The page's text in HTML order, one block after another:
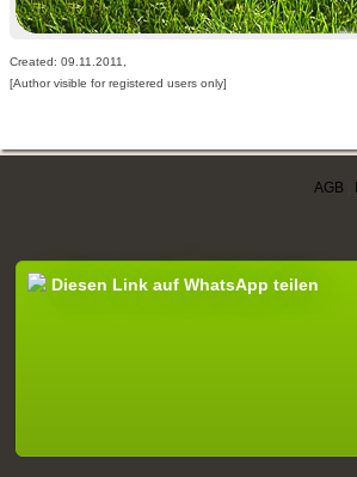
Created: 09.11.2011,
[Author visible for registered users only]
AGB
Diesen Link auf WhatsApp teilen